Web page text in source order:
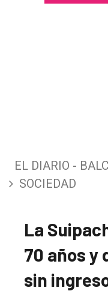
EL DIARIO -
SOCIEDAD
La
70 años y
sin